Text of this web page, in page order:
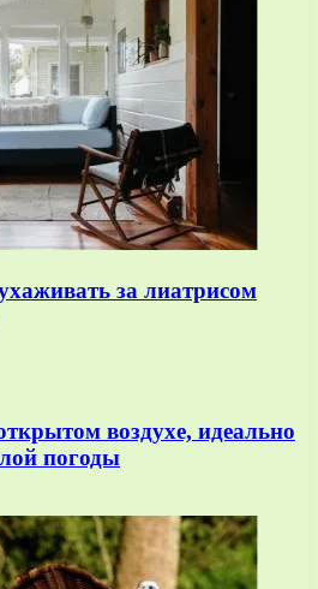
за лиатрисом
воздухе, идеально
погоды